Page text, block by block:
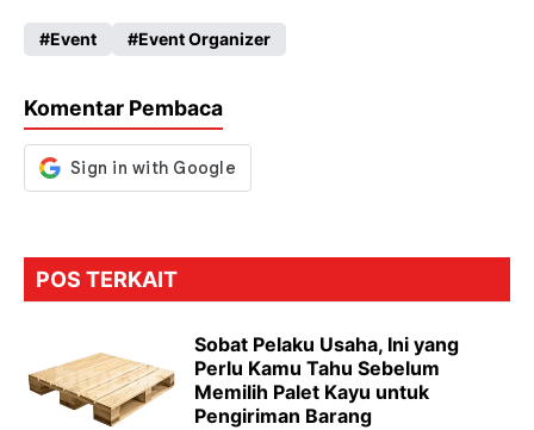
b
o
k
ts
p
p
gr
m
se
g
er
Event Event Organizer
Komentar Pembaca
POS TERKAIT
Sobat Pelaku Usaha, Ini yang
Perlu Kamu Tahu Sebelum
Memilih Palet Kayu untuk
Pengiriman Barang